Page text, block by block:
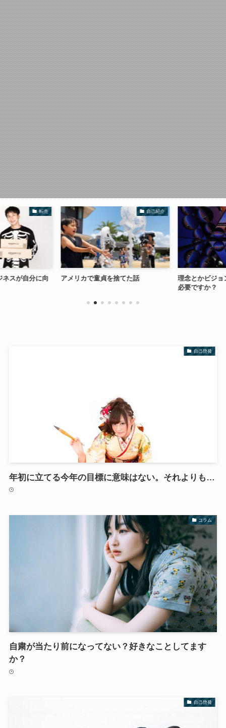
転売
スが自分に向
自己紹介
アメリカで童貞を捨てた話
理念とかビジョ
必要ですか？
自己啓発
年初に立てる今年の目標に意味はない。それよりも…
コラム
自粛が当たり前になってない？好きなことしてます
か？
自己啓発